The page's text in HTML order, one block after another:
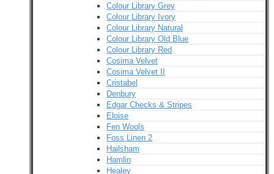
Colour Library Grey
Colour Library Ivory
Colour Library Natural
Colour Library Old Blue
Colour Library Red
Cosima Velvet
Cosima Velvet II
Cristabel
Denbury
Edgar Checks & Stripes
Eloise
Fen Wools
Foss Linen 2
Hailsham
Hamlin
Healey